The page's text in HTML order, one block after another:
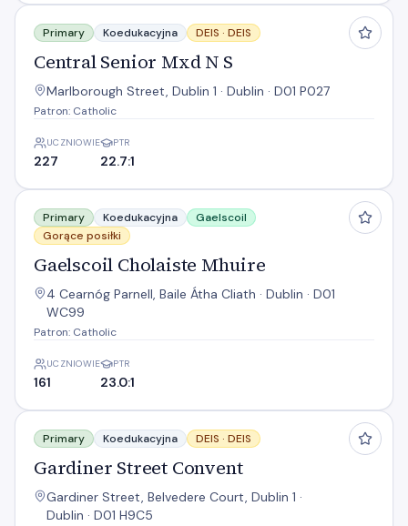
Central Senior Mxd N S
Primary Koedukacyjna DEIS · DEIS
Central Senior Mxd N S
Marlborough Street, Dublin 1 · Dublin · D01 P027
Patron: Catholic
UCZNIOWIE
227
PTR
22.7:1
Gaelscoil Cholaiste Mhuire
Primary Koedukacyjna
Gaelscoil
Gorące posiłki
Gaelscoil Cholaiste Mhuire
4 Cearnóg Parnell, Baile Átha Cliath · Dublin · D01
WC99
Patron: Catholic
UCZNIOWIE
161
PTR
23.0:1
Gardiner Street Convent
Primary Koedukacyjna DEIS · DEIS
Gardiner Street Convent
Gardiner Street, Belvedere Court, Dublin 1 ·
Dublin · D01 H9C5